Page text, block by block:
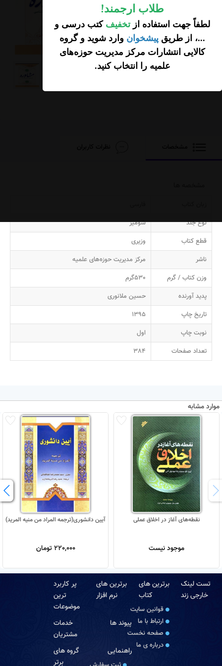
طلاب ارجمند!
لطفاً جهت استفاده از تخفیف کتب درسی و
...، از طریق پیشخوان وارد شوید و گروه
کالایی انتشارات مرکز مدیریت حوزه‌های
علمیه را انتخاب کنید.
127,500 تومان
افزودن محصول به
سبد خرید
نوع جلد
شومیز
قطع کتاب
وزیری
ناشر
مرکز مدیریت حوزه‌های علمیه
وزن کتاب / گرم
530گرم
پدید آورنده
حسین ملانوری
تاریخ چاپ
1395
نوبت چاپ
اول
تعداد صفحات
384
موارد مشابه
نقطه‌های آغاز در اخلاق عملی
موجود نیست
آیین دانشوری(ترجمه المراد من منیه المرید)
220,000 تومان
تست لینک
خارجی زند
برترین های
کتاب
قوانین سایت
ارتباط با ما
صفحه نخست
درباره‏ ی ما
برترین های
نرم افزار
پر کاربرد
ترین
موضوعات
پیوند ها
خدمات
مشتریان
راهنمایی
گروه های
برتر